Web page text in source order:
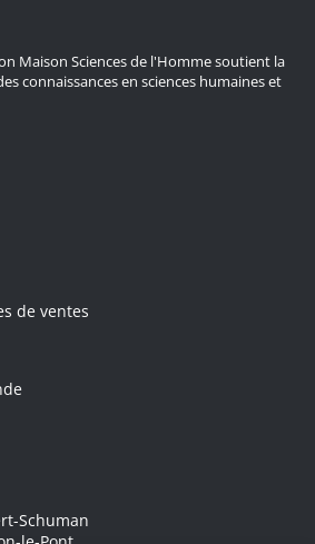
Maison Sciences de l'Homme soutient la
connaissances en sciences humaines et
de ventes
Schuman